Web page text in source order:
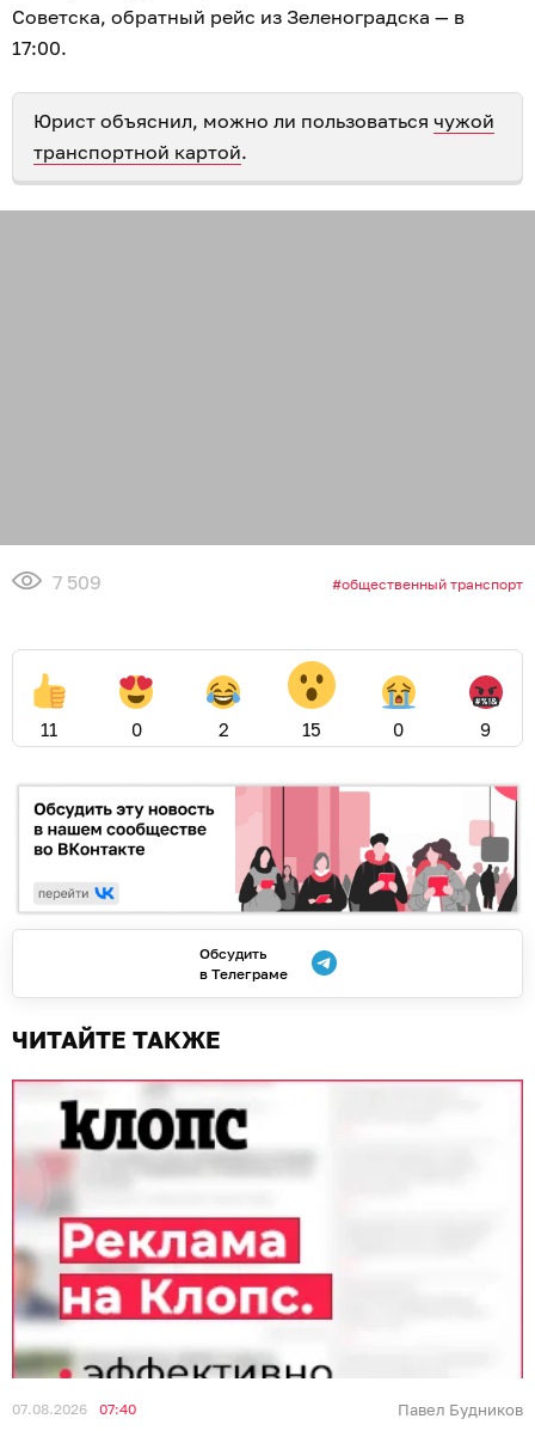
Советска, обратный рейс из Зеленоградска — в
17:00.
Юрист объяснил, можно ли пользоваться чужой
транспортной картой.
7 509 общественный транспорт
11 0 2 15 0 9
Обсудить
в Телеграме
ЧИТАЙТЕ ТАКЖЕ
07.08.2026 07:40 Павел Будников